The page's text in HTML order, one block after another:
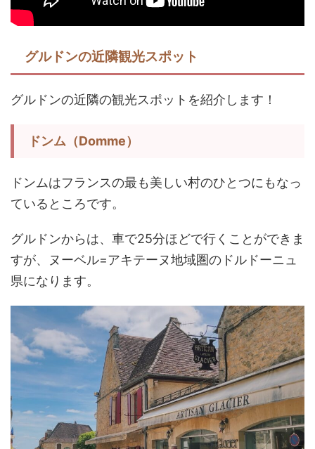
グルドンの近隣観光スポット
グルドンの近隣の観光スポットを紹介します！
ドンム（Domme）
ドンムはフランスの最も美しい村のひとつにもなっ
ているところです。
グルドンからは、車で25分ほどで行くことができま
すが、ヌーベル=アキテーヌ地域圏のドルドーニュ
県になります。